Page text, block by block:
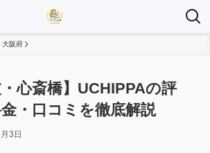
大阪府
・心斎橋】UCHIPPAの評
・口コミを徹底解説
3日